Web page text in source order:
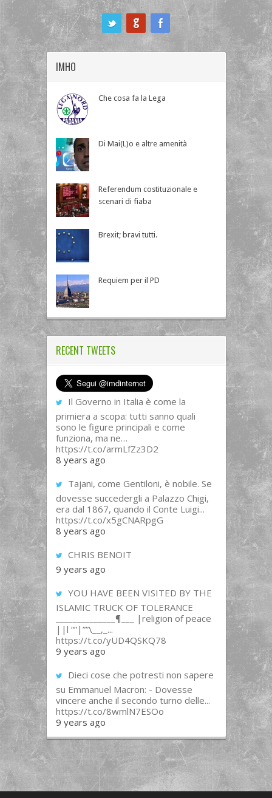
IMHO
Che cosa fa la Lega
Di Mai(L)o e altre amenità
Referendum costituzionale e
scenari di fiaba
Brexit; bravi tutti.
Requiem per il PD
RECENT TWEETS
Il Governo in Italia è come la
primiera a scopa: tutti sanno quali
sono le figure principali e come
funziona, ma ne…
https://t.co/armLfZz3D2
8 years ago
Tajani, come Gentiloni, è nobile. Se
dovesse succedergli a Palazzo Chigi,
era dal 1867, quando il Conte Luigi...
https://t.co/x5gCNARpgG
8 years ago
CHRIS BENOIT
9 years ago
YOU HAVE BEEN VISITED BY THE
ISLAMIC TRUCK OF TOLERANCE
______________¶___ |religion of peace
||l “”|””\__,_...
https://t.co/yUD4QSKQ78
9 years ago
Dieci cose che potresti non sapere
su Emmanuel Macron: - Dovesse
vincere anche il secondo turno delle...
https://t.co/8wmlN7ESOo
9 years ago